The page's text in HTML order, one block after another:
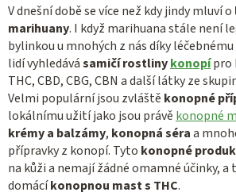
CBD,
CBG a
HHC
konopí
Konopné
produkty
Hašiš
Kratom
V dnešní době se více než kdy jindy mluví o
marihuany. I když marihuana stále není
bylinkou u mnohých z nás díky
lidí vyhledávásamičí rostlinykonopípro
THC, CBD, CBG, CBN a další látky ze
Velmi populární jsou zvláště konopné
lokálnímu užití jako jsou právě konopné
krémy a balzámy, konopná séraa
přípravky z konopí. Tyto konopné
na kůži a nemají žádné omamné účinky, a
domácíkonopnou mast s THC.